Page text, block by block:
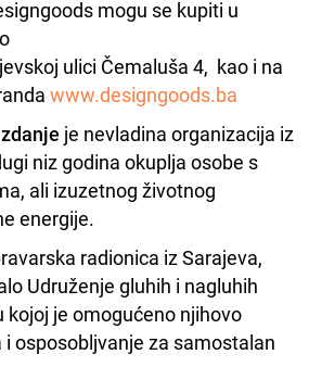
mogu se kupiti u
ulici Čemaluša 4, kao i na
www.designgoods.ba
je nevladina organizacija iz
niz godina okuplja osobe s
ali izuzetnog životnog
energije.
radionica iz Sarajeva,
Udruženje gluhih i nagluhih
kojoj je omogućeno njihovo
osposobljvanje za samostalan